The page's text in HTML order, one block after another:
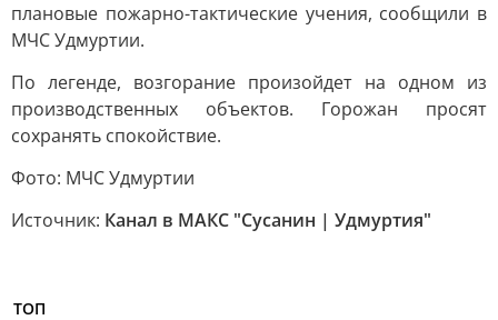
плановые пожарно-тактические учения, сообщили в
МЧС Удмуртии.
По легенде, возгорание произойдет на одном из
производственных объектов. Горожан просят
сохранять спокойствие.
Фото: МЧС Удмуртии
Источник: Канал в МАКС "Сусанин | Удмуртия"
ТОП